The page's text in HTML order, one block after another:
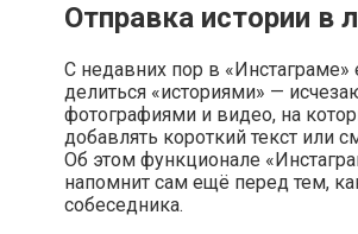
Отправка истории в
С недавних пор в «Инстаграме»
делиться «историями» —
фотографиями и видео, на
добавлять короткий текст или
Об этом функционале
напомнит сам ещё перед тем,
собеседника.